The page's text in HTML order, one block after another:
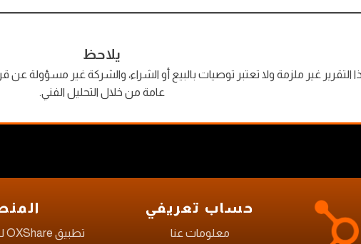
يلاحظ
هذا التقرير غير ملزمة ولا تعتبر توصيات بالبيع أو الشراء، والشركة غير مسؤولة
عامة من خلال التحليل الفني.
حساب تعريفي
معلومات عنا
تطبيق OXShare للهاتف المحمول